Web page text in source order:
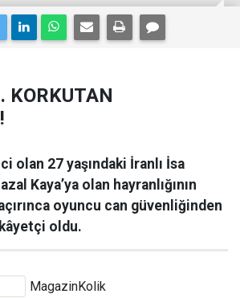
KORKUTAN
olan 27 yaşındaki İranlı İsa
Kaya’ya olan hayranlığının
oyuncu can güvenliğinden
oldu.
MagazinKolik